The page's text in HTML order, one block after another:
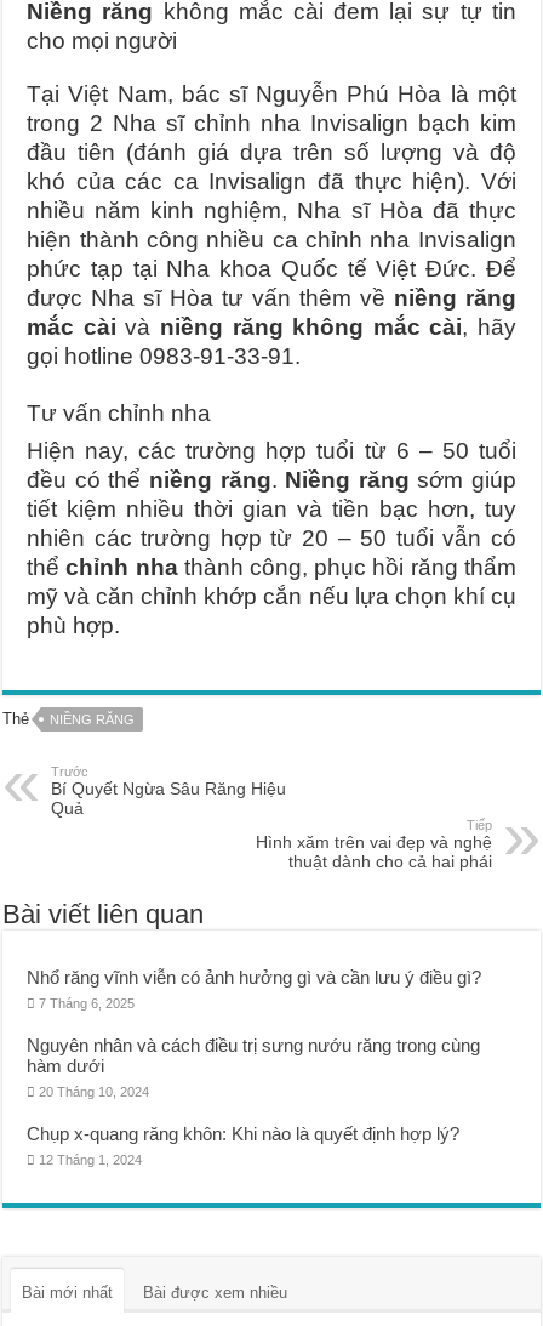
Niềng răng không mắc cài đem lại sự tự tin
cho mọi người
Tại Việt Nam, bác sĩ Nguyễn Phú Hòa là một
trong 2 Nha sĩ chỉnh nha Invisalign bạch kim
đầu tiên (đánh giá dựa trên số lượng và độ
khó của các ca Invisalign đã thực hiện). Với
nhiều năm kinh nghiệm, Nha sĩ Hòa đã thực
hiện thành công nhiều ca chỉnh nha Invisalign
phức tạp tại Nha khoa Quốc tế Việt Đức. Để
được Nha sĩ Hòa tư vấn thêm về niềng răng
mắc cài và niềng răng không mắc cài, hãy
gọi hotline 0983-91-33-91.
Tư vấn chỉnh nha
Hiện nay, các trường hợp tuổi từ 6 – 50 tuổi
đều có thể niềng răng. Niềng răng sớm giúp
tiết kiệm nhiều thời gian và tiền bạc hơn, tuy
nhiên các trường hợp từ 20 – 50 tuổi vẫn có
thểchỉnh nhathành công, phục hồi răng thẩm
mỹ và căn chỉnh khớp cắn nếu lựa chọn khí cụ
phù hợp.
Thẻ NIỀNG RĂNG
Trước
Bí Quyết Ngừa Sâu Răng Hiệu
Quả
Tiếp
Hình xăm trên vai đẹp và nghệ
thuật dành cho cả hai phái
Bài viết liên quan
Nhổ răng vĩnh viễn có ảnh hưởng gì và cần lưu ý điều gì?
7 Tháng 6, 2025
Nguyên nhân và cách điều trị sưng nướu răng trong cùng
hàm dưới
20 Tháng 10, 2024
Chụp x-quang răng khôn: Khi nào là quyết định hợp lý?
12 Tháng 1, 2024
Bài mới nhất Bài được xem nhiều